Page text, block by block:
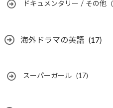
ドキュメンタリー / その他
海外ドラマの英語 (17)
スーパーガール (17)